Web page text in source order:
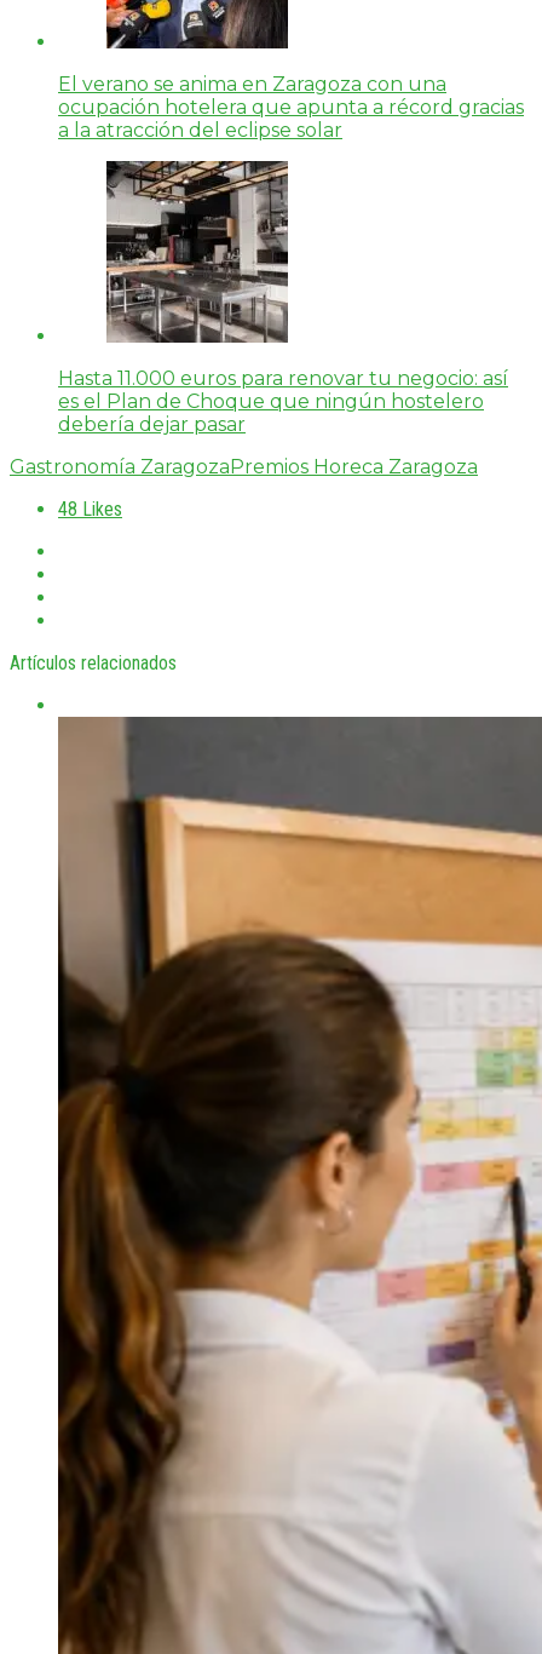
El verano se anima en Zaragoza con una
ocupación hotelera que apunta a récord gracias
a la atracción del eclipse solar
Hasta 11.000 euros para renovar tu negocio: así
es el Plan de Choque que ningún hostelero
debería dejar pasar
Gastronomía ZaragozaPremios Horeca Zaragoza
48 Likes
Artículos relacionados